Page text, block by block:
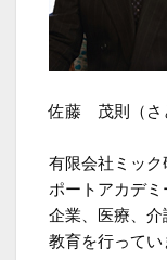
佐藤 茂則（さ
有限会社ミッ
ポートアカデ
企業、医療、
教育を行って